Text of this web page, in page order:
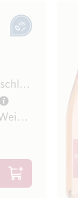
0% vol.
Rheingau, Deutschland
Fritz Allendorf Weinhandel GmbH& Co.KG
In den